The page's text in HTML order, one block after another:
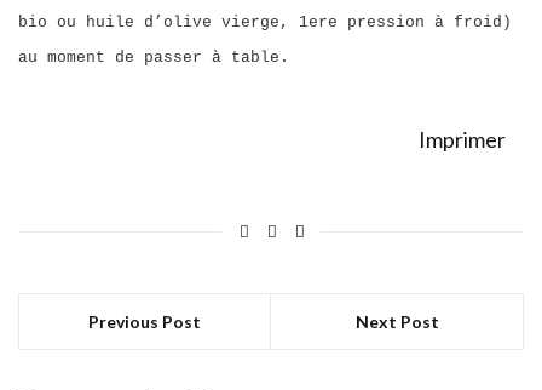
bio ou huile d’olive vierge, 1ere pression à froid)
au moment de passer à table.
Imprimer
Previous Post Next Post